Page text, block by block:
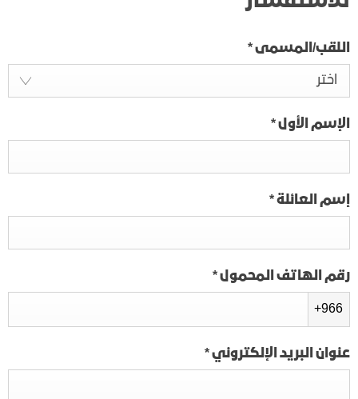
اللقب/المسمى*
اختر
الإسم الأول*
إسم العائلة*
رقم الهاتف المحمول*
+966
عنوان البريد الإلكتروني*